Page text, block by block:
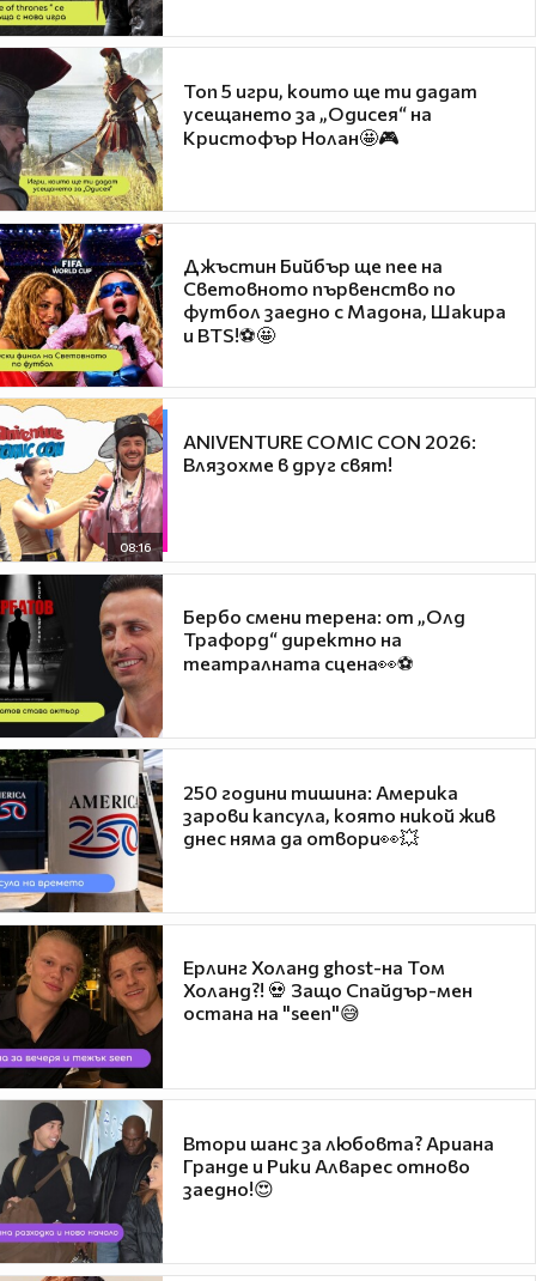
Топ 5 игри, които ще ти дадат
усещането за „Одисея“ на
Кристофър Нолан🤩🎮
Джъстин Бийбър ще пее на
Световното първенство по
футбол заедно с Мадона, Шакира
и BTS!⚽🤩
08:16
ANIVENTURE COMIC CON 2026:
Влязохме в друг свят!
Бербо смени терена: от „Олд
Трафорд“ директно на
театралната сцена👀⚽
250 години тишина: Америка
зарови капсула, която никой жив
днес няма да отвори👀💥
Ерлинг Холанд ghost-на Том
Холанд?! 💀 Защо Спайдър-мен
остана на "seen"😅
Втори шанс за любовта? Ариана
Гранде и Рики Алварес отново
заедно!😍